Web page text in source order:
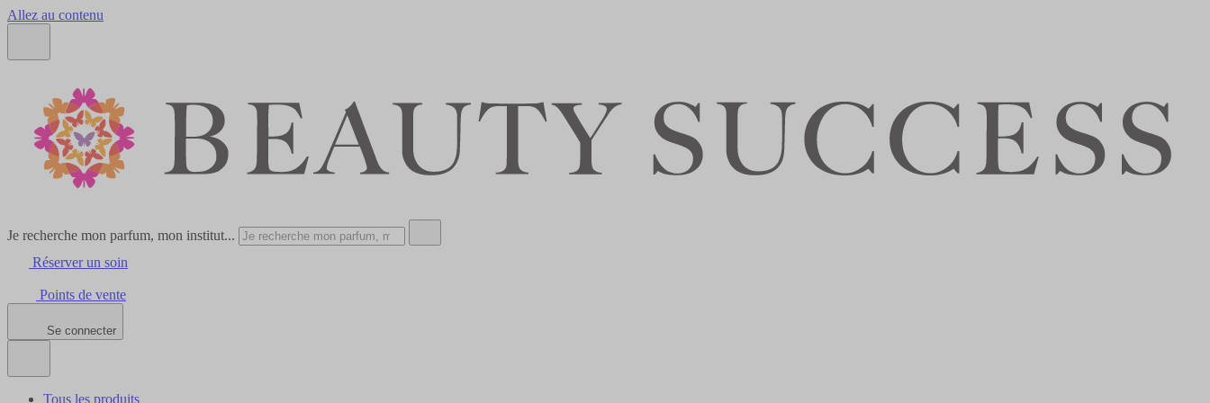
Allez au contenu
Je recherche mon parfum, mon institut...
Réserver un soin
Points de vente
Se connecter
Tous les produits